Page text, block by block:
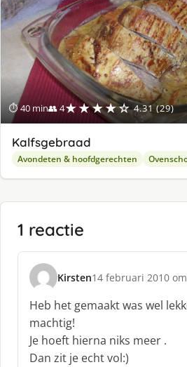
⏱ 40 min👥 4★★★★☆ 4.31 (29)
Kalfsgebraad
Avondeten & hoofdgerechten
1 reactie
Kirsten
s
c
h
r
e
e
14 februari 2010
Heb het gemaakt was wel
machtig!
Je hoeft hierna niks meer .
Dan zit je echt vol:)